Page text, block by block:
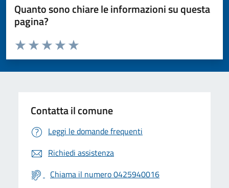
Quanto sono chiare le informazioni su questa
pagina?
Valuta da 1 a 5 stelle la pagina
Valuta 5 stelle su 5
Valuta 4 stelle su 5
Valuta 3 stelle su 5
Valuta 2 stelle su 5
Valuta 1 stelle su 5
Contatta il comune
Leggi le domande frequenti
Richiedi assistenza
Chiama il numero 0425940016